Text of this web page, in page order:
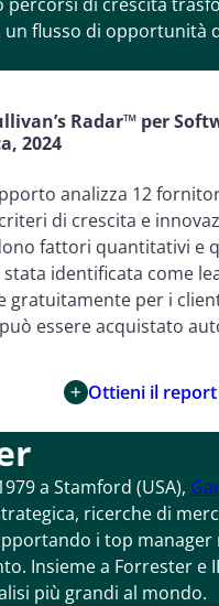
flusso di opportunità
Radar™ per
2024
analizza 12
di crescita e
fattori quantitativi e
stata identificata come
gratuitamente per i
essere acquistato
Ottieni il report
a Stamford (USA),
ricerche di
i top manager
Insieme a Forrester e
più grandi al mondo.